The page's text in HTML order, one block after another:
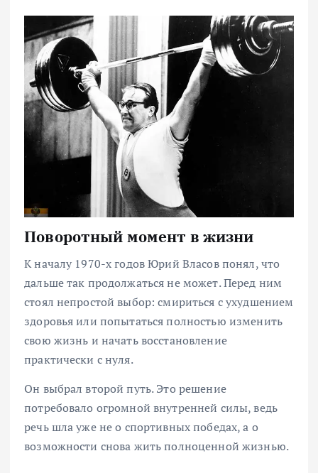
Поворотный момент в жизни
К началу 1970-х годов Юрий Власов понял, что
дальше так продолжаться не может. Перед ним
стоял непростой выбор: смириться с ухудшением
здоровья или попытаться полностью изменить
свою жизнь и начать восстановление
практически с нуля.
Он выбрал второй путь. Это решение
потребовало огромной внутренней силы, ведь
речь шла уже не о спортивных победах, а о
возможности снова жить полноценной жизнью.